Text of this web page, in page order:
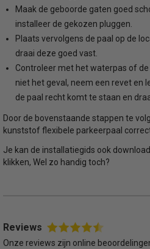
Maak de geboorde gaten goed
installeer de gekozen pluggen.
Plaats vervolgens de paal op de
draai deze goed vast.
Controleer met het waterpas of
niet het geval, neem een revet en
de paal recht komt te staan en
Door de bovenstaande stappen te
kunststof flexibele parkeerpaal
Je kan de installatiegids ook
klikken, Wel zo handig toch?
Reviews
Onze reviews zijn online